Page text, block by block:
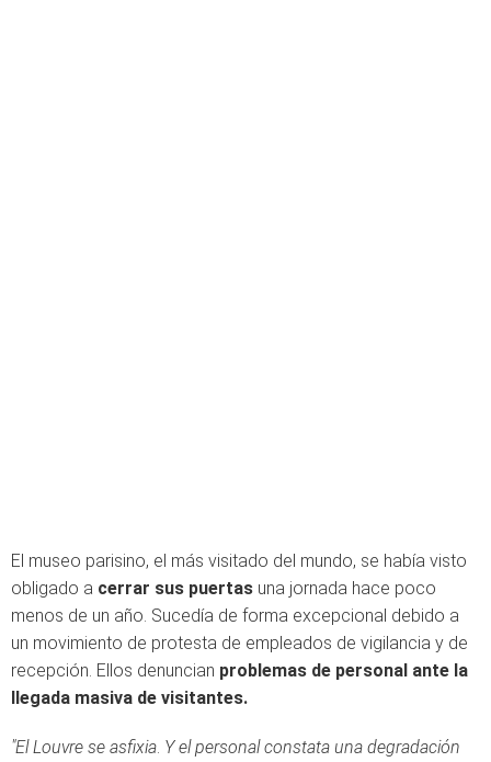
El museo parisino, el más visitado del mundo, se había visto
obligado a cerrar sus puertas una jornada hace poco
menos de un año. Sucedía de forma excepcional debido a
un movimiento de protesta de empleados de vigilancia y de
recepción. Ellos denuncian problemas de personal ante la
llegada masiva de visitantes.
"El Louvre se asfixia. Y el personal constata una degradación